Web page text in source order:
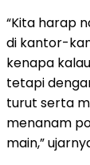
“Kita harap
di kantor-
kenapa
tetapi
turut serta
menanam
main,”